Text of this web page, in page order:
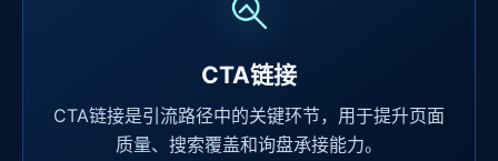
CTA链接
CTA链接是引流路径中的关键环节，用于提升页面
质量、搜索覆盖和询盘承接能力。